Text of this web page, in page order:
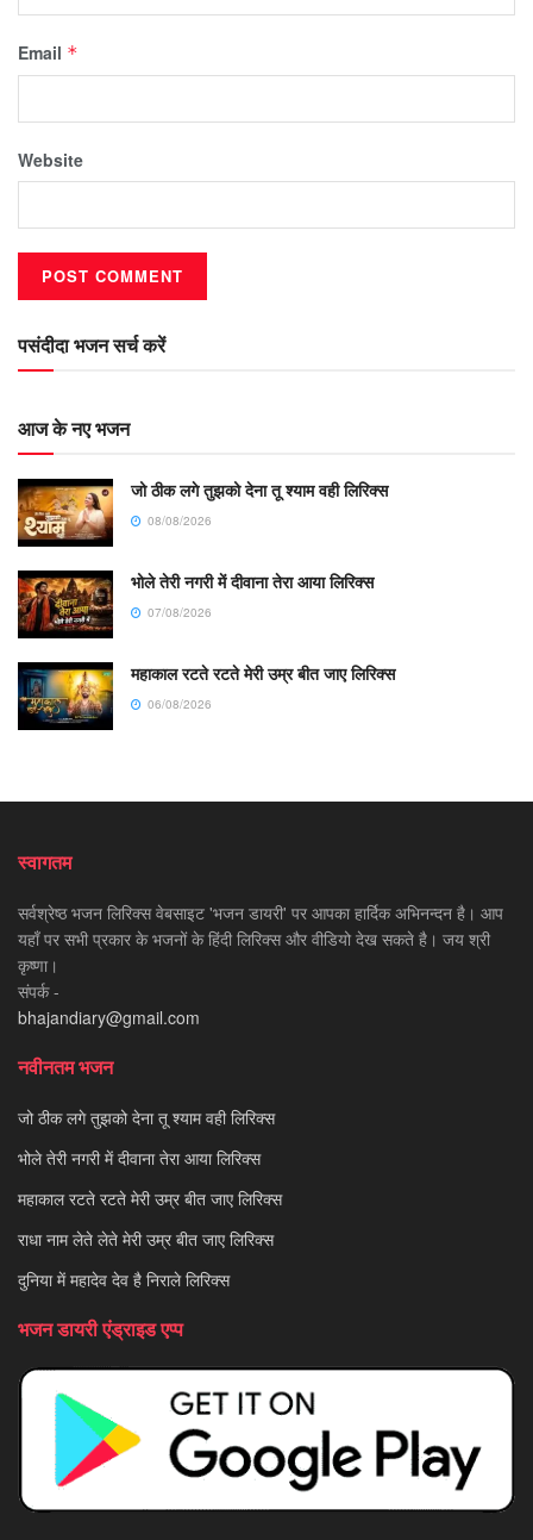
Email *
Website
पसंदीदा भजन सर्च करें
आज के नए भजन
जो ठीक लगे तुझको देना तू श्याम वही लिरिक्स
08/08/2026
भोले तेरी नगरी में दीवाना तेरा आया लिरिक्स
07/08/2026
महाकाल रटते रटते मेरी उम्र बीत जाए लिरिक्स
06/08/2026
स्वागतम
सर्वश्रेष्ठ भजन लिरिक्स वेबसाइट 'भजन डायरी' पर आपका हार्दिक अभिनन्दन है। आप
यहाँ पर सभी प्रकार के भजनों के हिंदी लिरिक्स और वीडियो देख सकते है। जय श्री
कृष्णा।
संपर्क -
bhajandiary@gmail.com
नवीनतम भजन
जो ठीक लगे तुझको देना तू श्याम वही लिरिक्स
भोले तेरी नगरी में दीवाना तेरा आया लिरिक्स
महाकाल रटते रटते मेरी उम्र बीत जाए लिरिक्स
राधा नाम लेते लेते मेरी उम्र बीत जाए लिरिक्स
दुनिया में महादेव देव है निराले लिरिक्स
भजन डायरी एंड्राइड एप्प